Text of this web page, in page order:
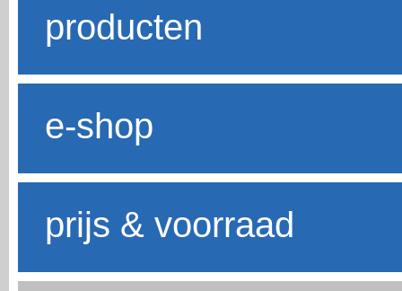
producten
e-shop
prijs & voorraad